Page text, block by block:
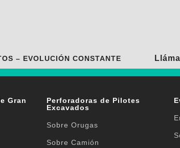
– EVOLUCIÓN CONSTANTE
Gran
Perforadoras de Pilotes
Excavados
Sobre Orugas
Sobre Camión